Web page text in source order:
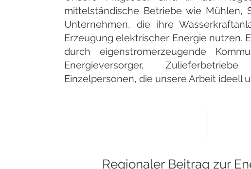
mittelständische Betriebe wie Mühlen,
Unternehmen, die ihre
Erzeugung elektrischer Energie nutzen.
durch eigenstromerzeugende
Energieversorger,
Einzelpersonen, die unsere Arbeit ideell
Regionaler Beitrag zur